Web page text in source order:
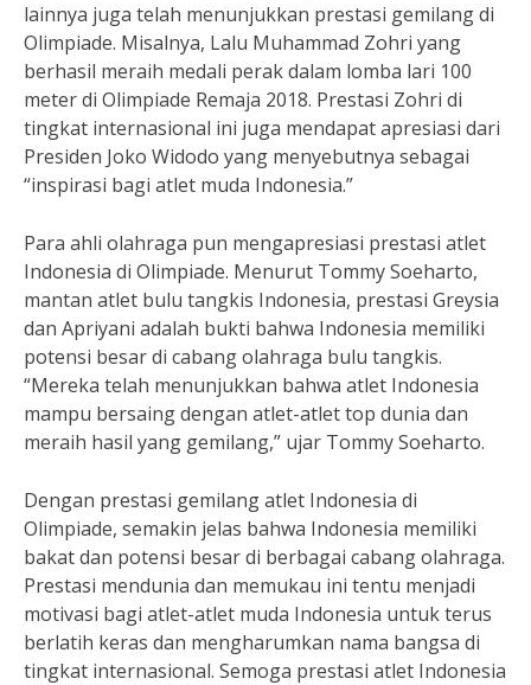
lainnya juga telah menunjukkan prestasi gemilang di
Olimpiade. Misalnya, Lalu Muhammad Zohri yang
berhasil meraih medali perak dalam lomba lari 100
meter di Olimpiade Remaja 2018. Prestasi Zohri di
tingkat internasional ini juga mendapat apresiasi dari
Presiden Joko Widodo yang menyebutnya sebagai
“inspirasi bagi atlet muda Indonesia.”
Para ahli olahraga pun mengapresiasi prestasi atlet
Indonesia di Olimpiade. Menurut Tommy Soeharto,
mantan atlet bulu tangkis Indonesia, prestasi Greysia
dan Apriyani adalah bukti bahwa Indonesia memiliki
potensi besar di cabang olahraga bulu tangkis.
“Mereka telah menunjukkan bahwa atlet Indonesia
mampu bersaing dengan atlet-atlet top dunia dan
meraih hasil yang gemilang,” ujar Tommy Soeharto.
Dengan prestasi gemilang atlet Indonesia di
Olimpiade, semakin jelas bahwa Indonesia memiliki
bakat dan potensi besar di berbagai cabang olahraga.
Prestasi mendunia dan memukau ini tentu menjadi
motivasi bagi atlet-atlet muda Indonesia untuk terus
berlatih keras dan mengharumkan nama bangsa di
tingkat internasional. Semoga prestasi atlet Indonesia